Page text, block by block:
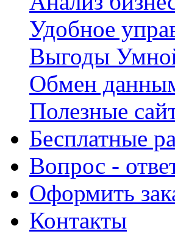
Удобное
Выгоды
Обмен
Полезные
Бесплатные
Вопрос -
Оформить
Контакты